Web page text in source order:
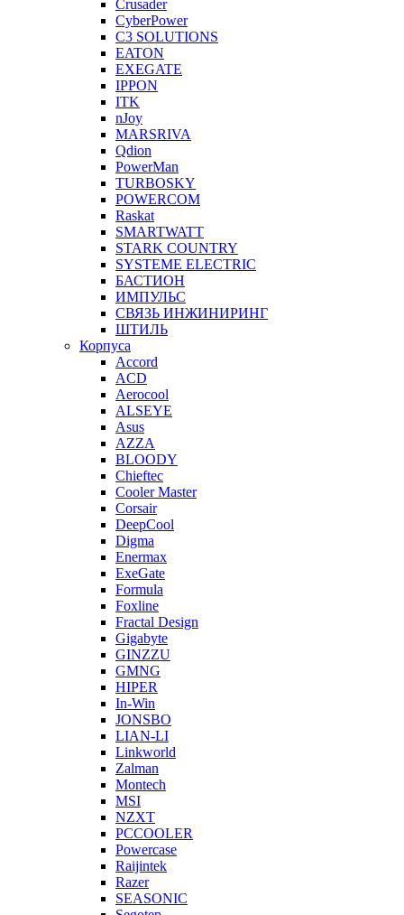
Crusader
CyberPower
C3 SOLUTIONS
EATON
EXEGATE
IPPON
ITK
nJoy
MARSRIVA
Qdion
PowerMan
TURBOSKY
POWERCOM
Raskat
SMARTWATT
STARK COUNTRY
SYSTEME ELECTRIC
БАСТИОН
ИМПУЛЬС
СВЯЗЬ ИНЖИНИРИНГ
ШТИЛЬ
Корпуса
Accord
ACD
Aerocool
ALSEYE
Asus
AZZA
BLOODY
Chieftec
Cooler Master
Corsair
DeepCool
Digma
Enermax
ExeGate
Formula
Foxline
Fractal Design
Gigabyte
GINZZU
GMNG
HIPER
In-Win
JONSBO
LIAN-LI
Linkworld
Zalman
Montech
MSI
NZXT
PCCOOLER
Powercase
Raijintek
Razer
SEASONIC